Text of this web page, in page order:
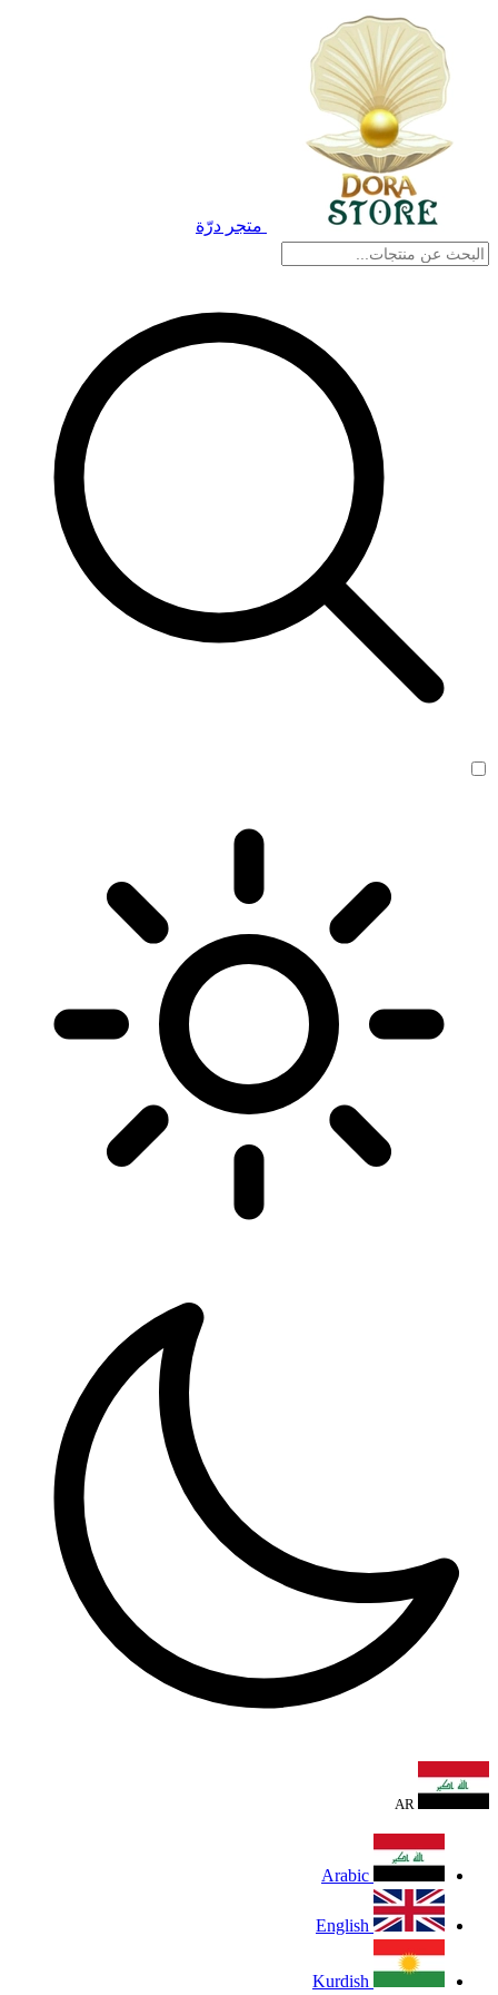
متجر درّة
AR
Arabic
English
Kurdish